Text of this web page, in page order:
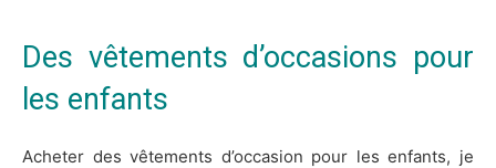
Des vêtements d’occasions pour
les enfants
Acheter des vêtements d’occasion pour les enfants, je